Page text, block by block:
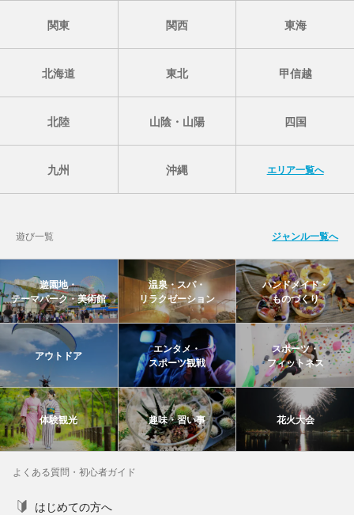
関東 関西 東海
北海道 東北 甲信越
北陸 山陰・山陽 四国
九州 沖縄 エリア一覧へ
遊び一覧 ジャンル一覧へ
遊園地・
テーマパーク・美術館
温泉・スパ・
リラクゼーション
ハンドメイド・
ものづくり
アウトドア
エンタメ・
スポーツ観戦
スポーツ・
フィットネス
体験観光 趣味・習い事 花火大会
よくある質問・初心者ガイド
はじめての方へ